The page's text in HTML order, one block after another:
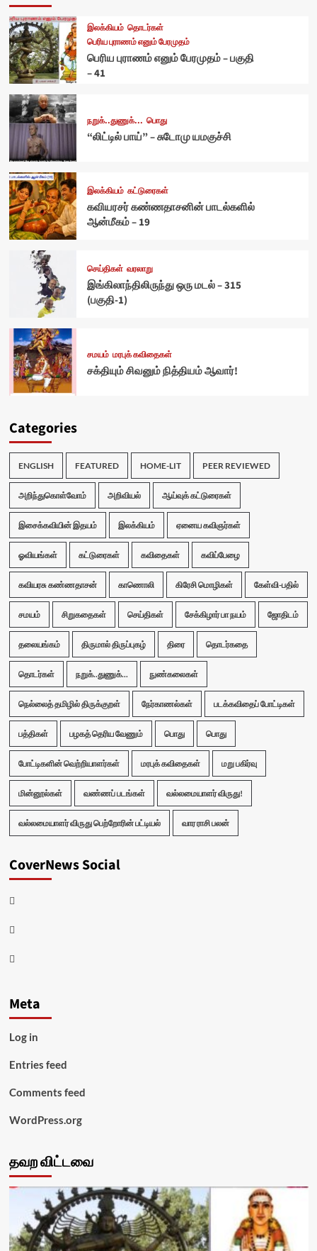
இலக்கியம் தொடர்கள்
பெரிய புராணம் எனும் பேரமுதம்
பெரிய புராணம் எனும் பேரமுதம் – பகுதி
– 41
நறுக்..துணுக்... பொது
“லிட்டில் பாய்” – சுடோமு யமகுச்சி
இலக்கியம் கட்டுரைகள்
கவியரசர் கண்ணதாசனின் பாடல்களில்
ஆன்மீகம் – 19
செய்திகள் வரலாறு
இங்கிலாந்திலிருந்து ஒரு மடல் – 315
(பகுதி-1)
சமயம் மரபுக் கவிதைகள்
சக்தியும் சிவனும் நித்தியம் ஆவார்!
Categories
ENGLISH FEATURED HOME-LIT PEER REVIEWED
அறிந்துகொள்வோம் அறிவியல் ஆய்வுக் கட்டுரைகள்
இசைக்கவியின் இதயம் இலக்கியம் ஏனைய கவிஞர்கள்
ஓவியங்கள் கட்டுரைகள் கவிதைகள் கவிப்பேழை
கவியரசு கண்ணதாசன் காணொலி கிரேசி மொழிகள் கேள்வி-பதில்
சமயம் சிறுகதைகள் செய்திகள் சேக்கிழார் பா நயம் ஜோதிடம்
தலையங்கம் திருமால் திருப்புகழ் திரை தொடர்கதை
தொடர்கள் நறுக்..துணுக்... நுண்கலைகள்
நெல்லைத் தமிழில் திருக்குறள் நேர்காணல்கள் படக்கவிதைப் போட்டிகள்
பத்திகள் பழகத் தெரிய வேணும் பொது பொது
போட்டிகளின் வெற்றியாளர்கள் மரபுக் கவிதைகள் மறு பகிர்வு
மின்னூல்கள் வண்ணப் படங்கள் வல்லமையாளர் விருது!
வல்லமையாளர் விருது பெற்றோரின் பட்டியல் வார ராசி பலன்
CoverNews Social
Facebook
Twitter
Youtube
Meta
Log in
Entries feed
Comments feed
WordPress.org
தவற விட்டவை